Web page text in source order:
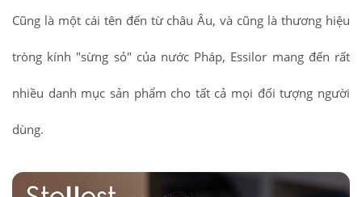
Cũng là một cái tên đến từ châu Âu, và cũng là thương hiệu
tròng kính "sừng sỏ" của nước Pháp, Essilor mang đến rất
nhiều danh mục sản phẩm cho tất cả mọi đối tượng người
dùng.